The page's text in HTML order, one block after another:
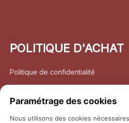
POLITIQUE D'ACHAT
Politique de confidentialité
Paramétrage des cookies
Nous utilisons des cookies